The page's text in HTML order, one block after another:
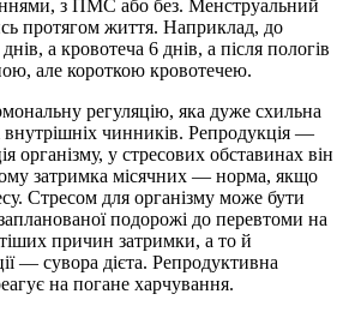
з ПМС або без. Менструальний
протягом життя. Наприклад, до
а кровотеча 6 днів, а після пологів
але короткою кровотечею.
регуляцію, яка дуже схильна
внутрішніх чинників. Репродукція —
організму, у стресових обставинах він
затримка місячних — норма, якщо
Стресом для організму може бути
подорожі до перевтоми на
причин затримки, а то й
— сувора дієта. Репродуктивна
на погане харчування.